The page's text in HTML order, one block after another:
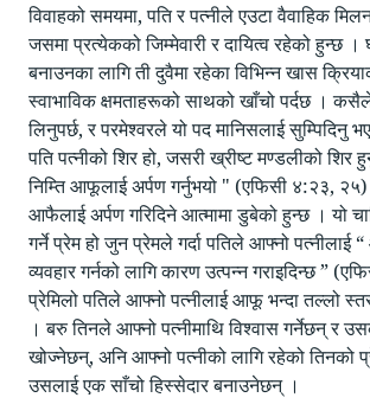
विवाहको समयमा, पति र पत्नीले एउटा वैवाहिक
जसमा प्रत्येकको जिम्मेवारी र दायित्व रहेको हुन्छ ।
बनाउनका लागि ती दुवैमा रहेका विभिन्न खास
स्वाभाविक क्षमताहरूको साथको खाँचो पर्दछ ।
लिनुपर्छ, र परमेश्वरले यो पद मानिसलाई सुम्पिदिनु
पति पत्नीको शिर हो, जसरी ख्रीष्ट मण्डलीको शिर
निम्ति आफूलाई अर्पण गर्नुभयो " (एफिसी ४:२३,
आफैलाई अर्पण गरिदिने आत्मामा डुबेको हुन्छ । यो
गर्ने प्रेम हो जुन प्रेमले गर्दा पतिले आफ्नो पत्नीलाई
व्यवहार गर्नको लागि कारण उत्पन्न गराइदिन्छ ”
प्रेमिलो पतिले आफ्नो पत्नीलाई आफू भन्दा तल्लो
। बरु तिनले आफ्नो पत्नीमाथि विश्वास गर्नेछन् र
खोज्नेछन्, अनि आफ्नो पत्नीको लागि रहेको तिनको
उसलाई एक साँचो हिस्सेदार बनाउनेछन् ।